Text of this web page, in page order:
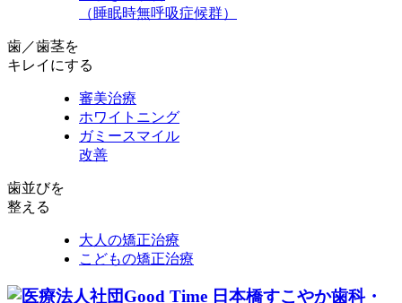
（睡眠時無呼吸症候群）
歯／歯茎を
キレイにする
審美治療
ホワイトニング
ガミースマイル
改善
歯並びを
整える
大人の矯正治療
こどもの矯正治療